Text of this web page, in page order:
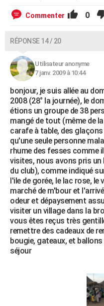
Commenter 0
RÉPONSE 14 / 20
Utilisateur anonyme
7 janv. 2009 à 10:44
bonjour, je suis allée au
2008 (28° la journée), le
étions un groupe de 38
mangé de tout (même de
carafe à table, des
qu'une seule personne
rhume des fesses comme
visites, nous avons pris
du club), comme indiqué
l'ile de gorée, le lac rose, le
marché de m'bour et
odeur et dépaysement
visiter un village dans la
vous êtes reçus très
remettre des cadeaux de
bougie, gateaux, et
séjour